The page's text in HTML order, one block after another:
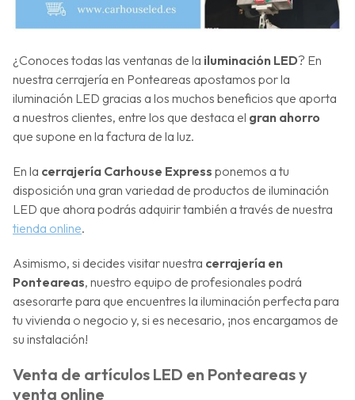
¿Conoces todas las ventanas de la iluminación LED? En
nuestra cerrajería en Ponteareas apostamos por la
iluminación LED gracias a los muchos beneficios que aporta
a nuestros clientes, entre los que destaca el gran ahorro
que supone en la factura de la luz.
En la cerrajería Carhouse Express ponemos a tu
disposición una gran variedad de productos de iluminación
LED que ahora podrás adquirir también a través de nuestra
tienda online.
Asimismo, si decides visitar nuestra cerrajería en
Ponteareas, nuestro equipo de profesionales podrá
asesorarte para que encuentres la iluminación perfecta para
tu vivienda o negocio y, si es necesario, ¡nos encargamos de
su instalación!
Venta de artículos LED en Ponteareas y
venta online